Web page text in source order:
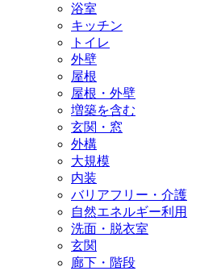
浴室
キッチン
トイレ
外壁
屋根
屋根・外壁
増築を含む
玄関・窓
外構
大規模
内装
バリアフリー・介護
自然エネルギー利用
洗面・脱衣室
玄関
廊下・階段